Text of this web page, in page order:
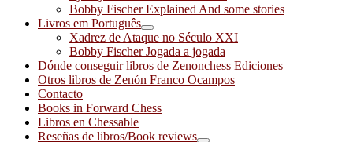
Bobby Fischer Explained And some stories
Livros em Português
Xadrez de Ataque no Século XXI
Bobby Fischer Jogada a jogada
Dónde conseguir libros de Zenonchess Ediciones
Otros libros de Zenón Franco Ocampos
Contacto
Books in Forward Chess
Libros en Chessable
Reseñas de libros/Book reviews